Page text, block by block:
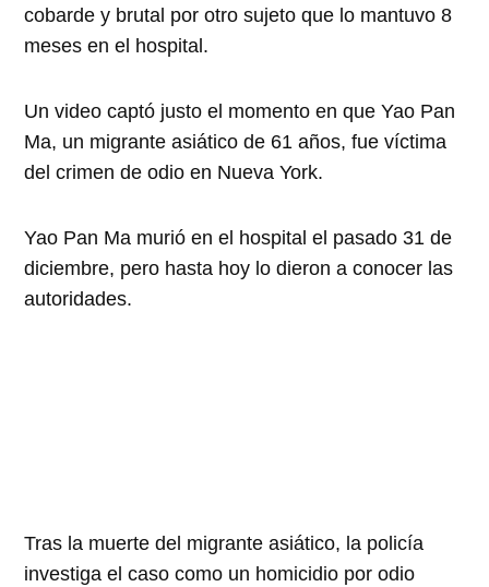
cobarde y brutal por otro sujeto que lo mantuvo 8
meses en el hospital.
Un video captó justo el momento en que Yao Pan
Ma, un migrante asiático de 61 años, fue víctima
del crimen de odio en Nueva York.
Yao Pan Ma murió en el hospital el pasado 31 de
diciembre, pero hasta hoy lo dieron a conocer las
autoridades.
Tras la muerte del migrante asiático, la policía
investiga el caso como un homicidio por odio